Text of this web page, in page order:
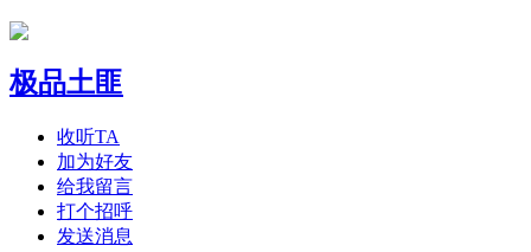
极品土匪
收听TA
加为好友
给我留言
打个招呼
发送消息